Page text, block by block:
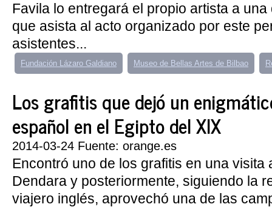
Favila lo entregará el propio artista a
que asista al acto organizado por este
asistentes...
Fundación Lázaro Galdiano Museo de Bellas Artes de Bilbao
Los grafitis que dejó un
español en el Egipto del XIX
2014-03-24 Fuente: orange.es
Encontró uno de los grafitis en una visita
Dendara y posteriormente, siguiendo la
viajero inglés, aprovechó una de las